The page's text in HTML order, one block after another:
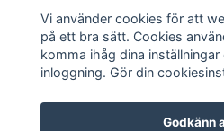
Sociala medier
Vi använder cookies för att
på ett bra sätt. Cookies
komma ihåg dina
inloggning. Gör din
Godkänn